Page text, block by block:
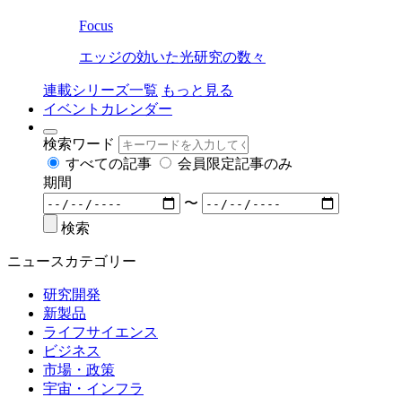
Focus
エッジの効いた光研究の数々
連載シリーズ一覧 もっと見る
イベントカレンダー
検索ワード
すべての記事
会員限定記事のみ
期間
〜
検索
ニュースカテゴリー
研究開発
新製品
ライフサイエンス
ビジネス
市場・政策
宇宙・インフラ